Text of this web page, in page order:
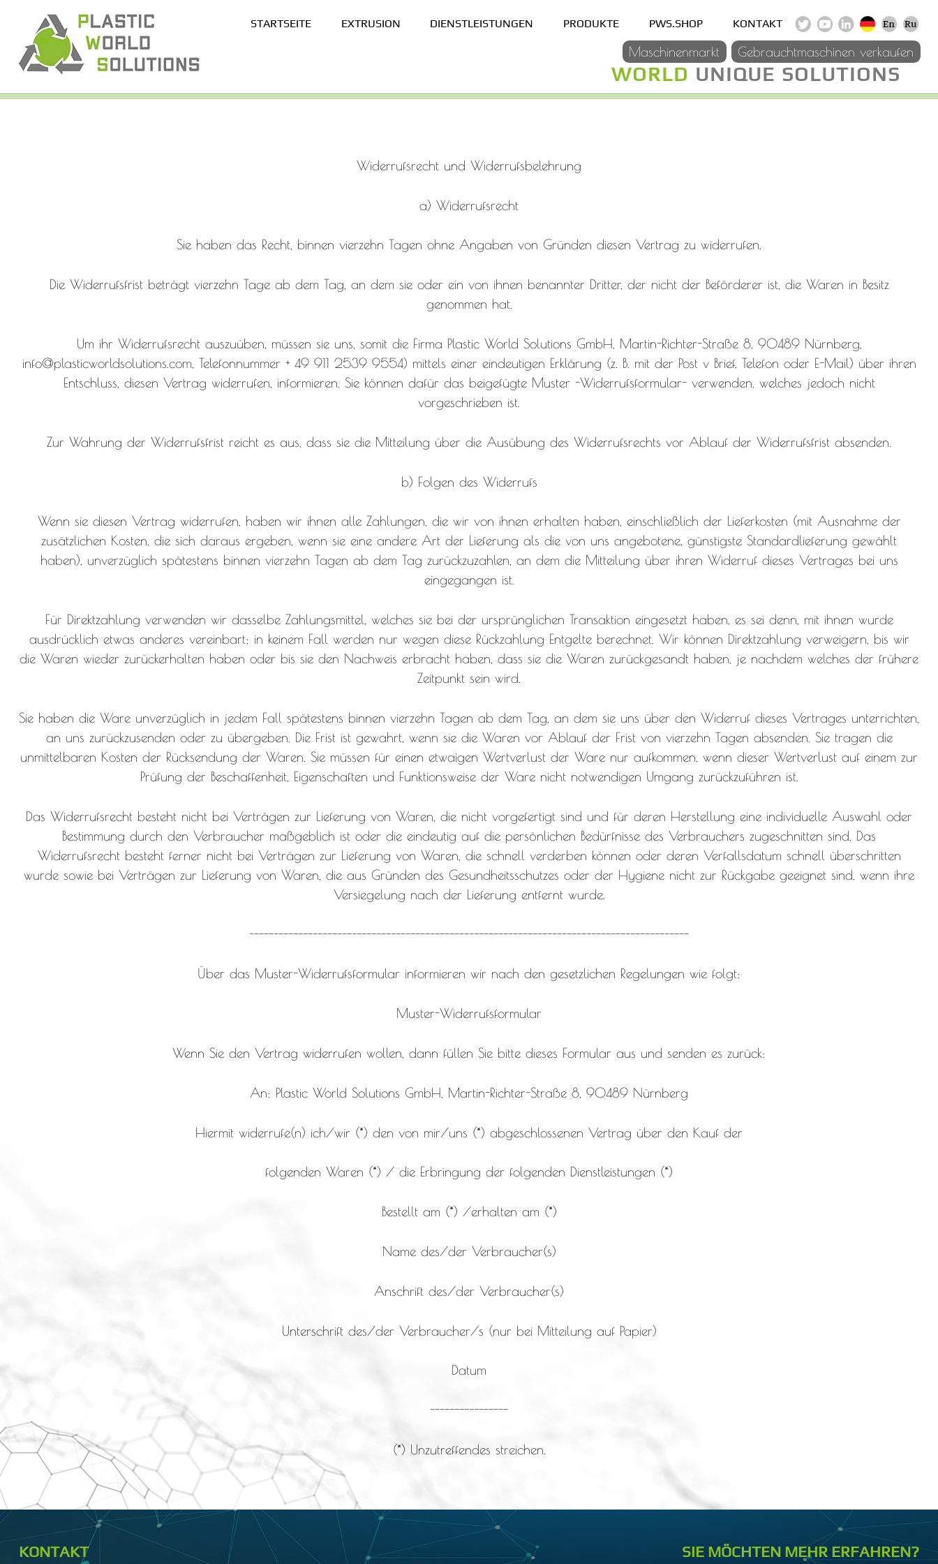
STARTSEITE EXTRUSION DIENSTLEISTUNGEN PRODUKTE PWS.SHOP KONTAKT
Maschinenmarkt Gebrauchtmaschinen verkaufen
WORLD UNIQUE SOLUTIONS
Widerrufsrecht und Widerrufsbelehrung
a) Widerrufsrecht
Sie haben das Recht, binnen vierzehn Tagen ohne Angaben von Gründen diesen Vertrag zu widerrufen.
Die Widerrufsfrist beträgt vierzehn Tage ab dem Tag, an dem sie oder ein von ihnen benannter Dritter, der nicht der Beförderer ist, die Waren in Besitz
genommen hat.
Um ihr Widerrufsrecht auszuüben, müssen sie uns, somit die Firma Plastic World Solutions GmbH, Martin-Richter-Straße 8, 90489 Nürnberg,
info@plasticworldsolutions.com, Telefonnummer + 49 911 2539 9554) mittels einer eindeutigen Erklärung (z. B. mit der Post v Brief, Telefon oder E-Mail) über ihren
Entschluss, diesen Vertrag widerrufen, informieren. Sie können dafür das beigefügte Muster -Widerrufsformular- verwenden, welches jedoch nicht
vorgeschrieben ist.
Zur Wahrung der Widerrufsfrist reicht es aus, dass sie die Mitteilung über die Ausübung des Widerrufsrechts vor Ablauf der Widerrufsfrist absenden.
b) Folgen des Widerrufs
Wenn sie diesen Vertrag widerrufen, haben wir ihnen alle Zahlungen, die wir von ihnen erhalten haben, einschließlich der Lieferkosten (mit Ausnahme der
zusätzlichen Kosten, die sich daraus ergeben, wenn sie eine andere Art der Lieferung als die von uns angebotene, günstigste Standardlieferung gewählt
haben), unverzüglich spätestens binnen vierzehn Tagen ab dem Tag zurückzuzahlen, an dem die Mitteilung über ihren Widerruf dieses Vertrages bei uns
eingegangen ist.
Für Direktzahlung verwenden wir dasselbe Zahlungsmittel, welches sie bei der ursprünglichen Transaktion eingesetzt haben, es sei denn, mit ihnen wurde
ausdrücklich etwas anderes vereinbart; in keinem Fall werden nur wegen diese Rückzahlung Entgelte berechnet. Wir können Direktzahlung verweigern, bis wir
die Waren wieder zurückerhalten haben oder bis sie den Nachweis erbracht haben, dass sie die Waren zurückgesandt haben, je nachdem welches der frühere
Zeitpunkt sein wird.
Sie haben die Ware unverzüglich in jedem Fall spätestens binnen vierzehn Tagen ab dem Tag, an dem sie uns über den Widerruf dieses Vertrages unterrichten,
an uns zurückzusenden oder zu übergeben. Die Frist ist gewahrt, wenn sie die Waren vor Ablauf der Frist von vierzehn Tagen absenden. Sie tragen die
unmittelbaren Kosten der Rücksendung der Waren. Sie müssen für einen etwaigen Wertverlust der Ware nur aufkommen, wenn dieser Wertverlust auf einem zur
Prüfung der Beschaffenheit, Eigenschaften und Funktionsweise der Ware nicht notwendigen Umgang zurückzuführen ist.
Das Widerrufsrecht besteht nicht bei Verträgen zur Lieferung von Waren, die nicht vorgefertigt sind und für deren Herstellung eine individuelle Auswahl oder
Bestimmung durch den Verbraucher maßgeblich ist oder die eindeutig auf die persönlichen Bedürfnisse des Verbrauchers zugeschnitten sind. Das
Widerrufsrecht besteht ferner nicht bei Verträgen zur Lieferung von Waren, die schnell verderben können oder deren Verfallsdatum schnell überschritten
wurde sowie bei Verträgen zur Lieferung von Waren, die aus Gründen des Gesundheitsschutzes oder der Hygiene nicht zur Rückgabe geeignet sind, wenn ihre
Versiegelung nach der Lieferung entfernt wurde.
------------------------------------------------------------------------------------------
Über das Muster-Widerrufsformular informieren wir nach den gesetzlichen Regelungen wie folgt:
Muster-Widerrufsformular
Wenn Sie den Vertrag widerrufen wollen, dann füllen Sie bitte dieses Formular aus und senden es zurück:
An: Plastic World Solutions GmbH, Martin-Richter-Straße 8, 90489 Nürnberg
Hiermit widerrufe(n) ich/wir (*) den von mir/uns (*) abgeschlossenen Vertrag über den Kauf der
folgenden Waren (*) / die Erbringung der folgenden Dienstleistungen (*)
Bestellt am (*) /erhalten am (*)
Name des/der Verbraucher(s)
Anschrift des/der Verbraucher(s)
Unterschrift des/der Verbraucher/s (nur bei Mitteilung auf Papier)
Datum
----------------
(*) Unzutreffendes streichen.
KONTAKT SIE MÖCHTEN MEHR ERFAHREN?